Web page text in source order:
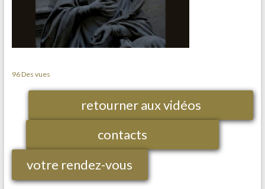
96 Des vues
retourner aux vidéos
contacts
votre rendez-vous